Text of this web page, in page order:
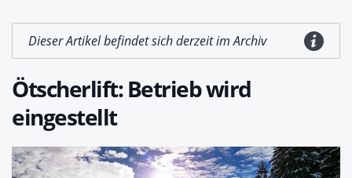
Dieser Artikel befindet sich derzeit im Archiv
Ötscherlift: Betrieb wird
eingestellt